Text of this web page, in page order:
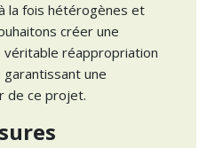
la fois hétérogènes et
créer une
réappropriation
garantissant une
de ce projet.